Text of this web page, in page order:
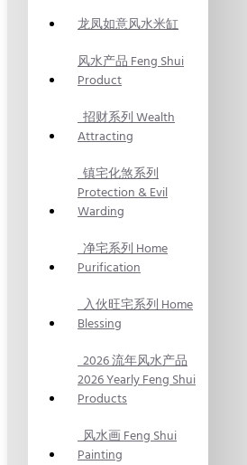
龙凤如意风水米缸
风水产品 Feng Shui
Product
招财系列 Wealth
Attracting
镇宅化煞系列
Protection & Evil
Warding
净宅系列 Home
Purification
入伙旺宅系列 Home
Blessing
2026 流年风水产品
2026 Yearly Feng Shui
Products
风水画 Feng Shui
Painting